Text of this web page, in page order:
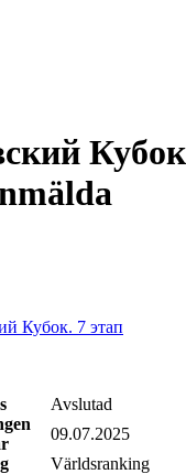
Кубок. 7 этап
Avslutad
09.07.2025
Världsranking